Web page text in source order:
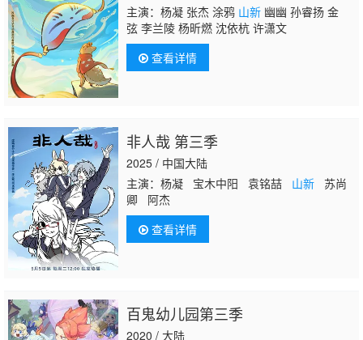
主演：杨凝 张杰 涂鸦 山新幽幽 孙睿扬 金
弦 李兰陵 杨昕燃 沈依杭 许潇文
查看详情
非人哉 第三季
2025 / 中国大陆
主演：杨凝 宝木中阳 袁铭喆 山新苏尚
卿 阿杰
查看详情
百鬼幼儿园第三季
2020 / 大陆